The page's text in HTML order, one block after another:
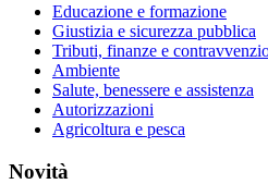
Educazione e formazione
Giustizia e sicurezza pubblica
Tributi, finanze e
Ambiente
Salute, benessere e assistenza
Autorizzazioni
Agricoltura e pesca
Novità